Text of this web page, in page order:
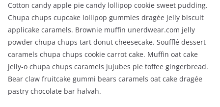
Cotton candy apple pie candy lollipop cookie sweet pudding.
Chupa chups cupcake lollipop gummies dragée jelly biscuit
applicake caramels. Brownie muffin unerdwear.com jelly
powder chupa chups tart donut cheesecake. Soufflé dessert
caramels chupa chups cookie carrot cake. Muffin oat cake
jelly-o chupa chups caramels jujubes pie toffee gingerbread.
Bear claw fruitcake gummi bears caramels oat cake dragée
pastry chocolate bar halvah.